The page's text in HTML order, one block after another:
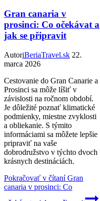
Gran canaria v
prosinci: Co očekávat a
jak se připravit
AutoriBeriaTravel.sk 22.
marca 2026
Cestovanie do Gran Canarie a
Prosinci sa môže líšiť v
závislosti na ročnom období.
Je dôležité poznať klimatické
podmienky, miestne zvyklosti
a obliekanie. S týmito
informáciami sa môžete lepšie
pripraviť na vaše
dobrodružstvo v týchto dvoch
krásnych destináciách.
Pokračovať v čítaníGran
canaria v prosinci: Co